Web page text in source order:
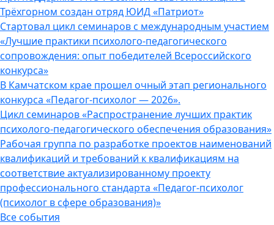
Трёхгорном создан отряд ЮИД «Патриот»
Стартовал цикл семинаров с международным участием
«Лучшие практики психолого-педагогического
сопровождения: опыт победителей Всероссийского
конкурса»
В Камчатском крае прошел очный этап регионального
конкурса «Педагог-психолог — 2026».
Цикл семинаров «Распространение лучших практик
психолого-педагогического обеспечения образования»
Рабочая группа по разработке проектов наименований
квалификаций и требований к квалификациям на
соответствие актуализированному проекту
профессионального стандарта «Педагог-психолог
(психолог в сфере образования)»
Все события